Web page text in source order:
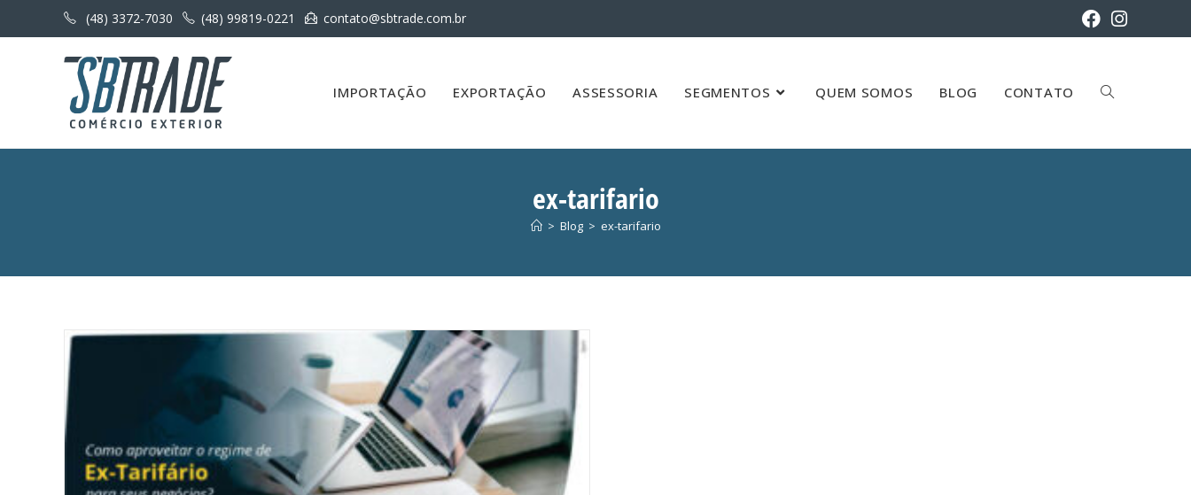
(48) 3372-7030 (48) 99819-0221 contato@sbtrade.com.br
IMPORTAÇÃO EXPORTAÇÃO ASSESSORIA SEGMENTOS QUEM SOMOS BLOG CONTATO
ex-tarifario
> Blog > ex-tarifario